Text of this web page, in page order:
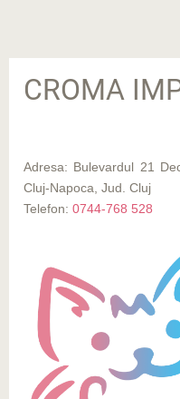
CROMA
Adresa: Bulevardul 21
Cluj-Napoca, Jud. Cluj
Telefon: 0744-768 528